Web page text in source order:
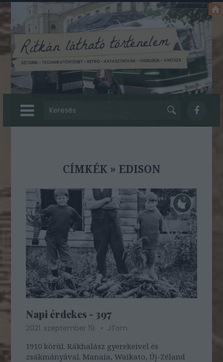
CÍMKÉK» EDISON
Napi érdekes - 397
2021. szeptember 19.
JTom
1910 körül. Rákhalász gyerekeivel és
zsákmányával. Manaia, Waikato, Új-Zéland